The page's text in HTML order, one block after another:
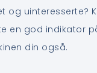
og uinteresserte?
en god indikator
din også.